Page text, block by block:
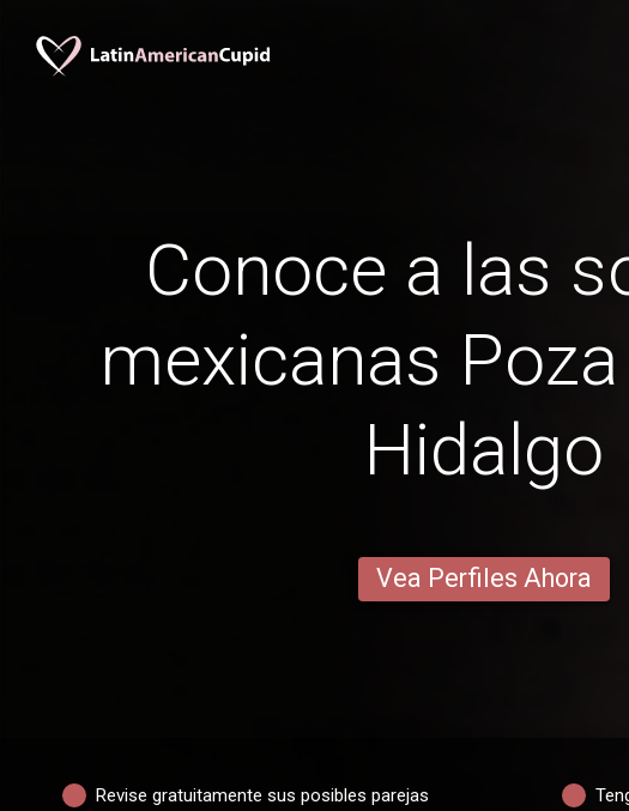
Conoce a las
mexicanas
Hidalgo
Vea Perfiles Ahora
Revise gratuitamente sus posibles parejas